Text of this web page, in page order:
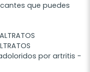
que puedes
por artritis -